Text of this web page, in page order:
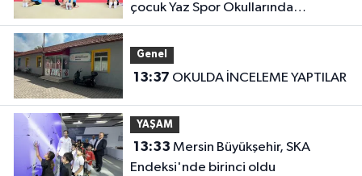
çocuk Yaz Spor Okullarında
buluşuyor
Genel
13:37 OKULDA İNCELEME YAPTILAR
YAŞAM
13:33
Endeksi'nde birinci oldu